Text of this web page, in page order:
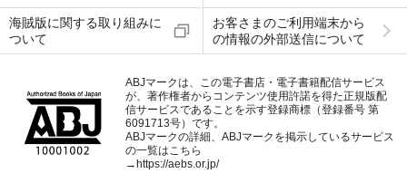
海賊版に関する取り組みに
ついて
お客さまのご利用端末から
の情報の外部送信について
ABJマークは、この電子書店・電子書籍配信サービス
が、著作権者からコンテンツ使用許諾を得た正規版配
信サービスであることを示す登録商標（登録番号 第
6091713号）です。
ABJマークの詳細、ABJマークを掲示しているサービス
の一覧はこちら
→https://aebs.or.jp/